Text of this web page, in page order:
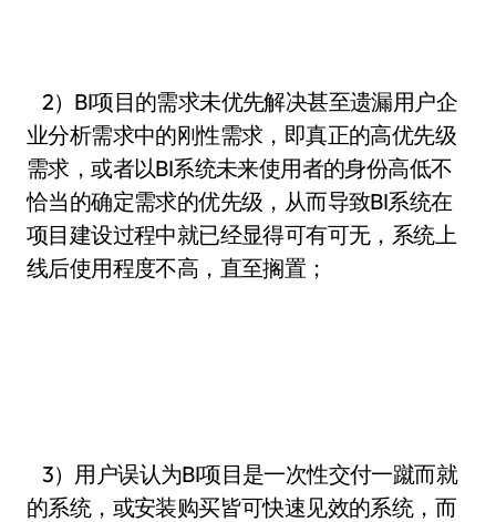
2）BI项目的需求未优先解决甚至遗漏用户企
业分析需求中的刚性需求，即真正的高优先级
需求，或者以BI系统未来使用者的身份高低不
恰当的确定需求的优先级，从而导致BI系统在
项目建设过程中就已经显得可有可无，系统上
线后使用程度不高，直至搁置；
3）用户误认为BI项目是一次性交付一蹴而就
的系统，或安装购买皆可快速见效的系统，而